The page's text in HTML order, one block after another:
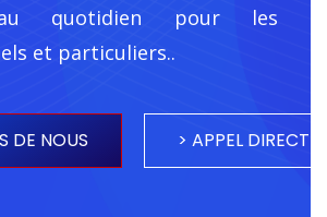
quotidien pour les
et particuliers..
DE NOUS > APPEL DIRECT <